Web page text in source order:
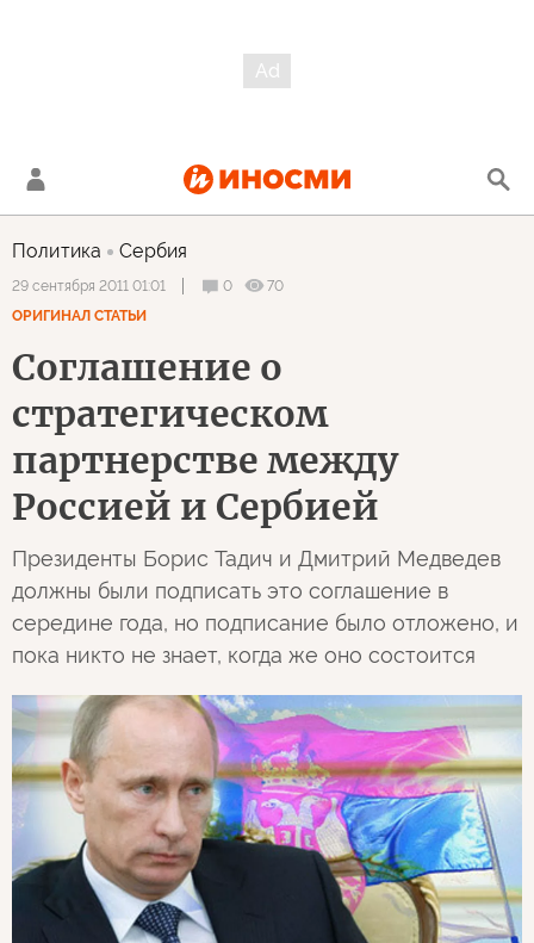
Политика Сербия
29 сентября 2011 01:01 0
70
ОРИГИНАЛ СТАТЬИ
Cоглашение о
стратегическом
партнерстве между
Россией и Сербией
Президенты Борис Тадич и Дмитрий Медведев
должны были подписать это соглашение в
середине года, но подписание было отложено, и
пока никто не знает, когда же оно состоится